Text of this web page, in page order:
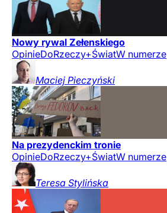
Nowy rywal Zełenskiego
OpinieDoRzeczy+ŚwiatW numerze
Maciej Pieczyński
Na prezydenckim tronie
OpinieDoRzeczy+ŚwiatW numerze
Teresa Stylińska